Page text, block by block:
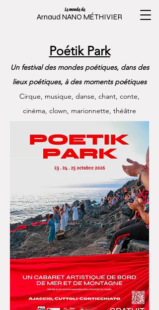
Arnaud NANO MÉTHIVIER
Le monde de
Poétik Park
Un festival des mondes poétiques, dans des
lieux poétiques, à des moments poétiques
Cirque, musique, danse, chant, conte,
cinéma, clown, marionnette, théâtre